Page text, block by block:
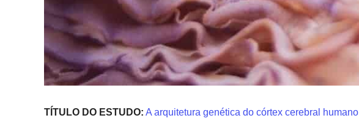
TÍTULO DO ESTUDO: A arquitetura genética do córtex cerebral humano